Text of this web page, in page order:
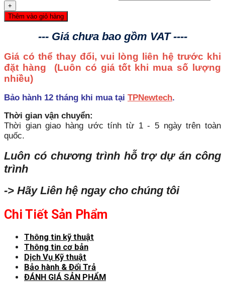
Thêm vào giỏ hàng
--- Giá chưa bao gồm VAT ----
Giá có thể thay đổi, vui lòng liên hệ trước khi
đặt hàng (Luôn có giá tốt khi mua số lượng
nhiều)
Bảo hành 12 tháng khi mua tại TPNewtech.
Thời gian vận chuyển:
Thời gian giao hàng ước tính từ 1 - 5 ngày trên toàn
quốc.
Luôn có chương trình hỗ trợ dự án công
trình
-> Hãy Liên hệ ngay cho chúng tôi
Chi Tiết Sản Phẩm
Thông tin kỹ thuật
Thông tin cơ bản
Dịch Vụ Kỹ thuật
Bảo hành & Đổi Trả
ĐÁNH GIÁ SẢN PHẨM